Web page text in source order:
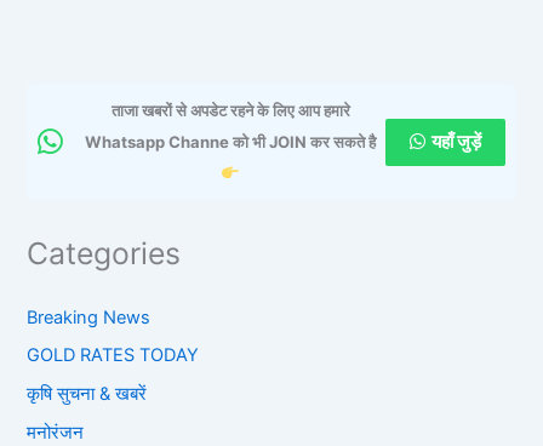
ताजा खबरों से अपडेट रहने के लिए आप हमारे
Whatsapp Channe को भी JOIN कर सकते है
यहाँ जुड़ें
Categories
Breaking News
GOLD RATES TODAY
कृषि सुचना & खबरें
मनोरंजन